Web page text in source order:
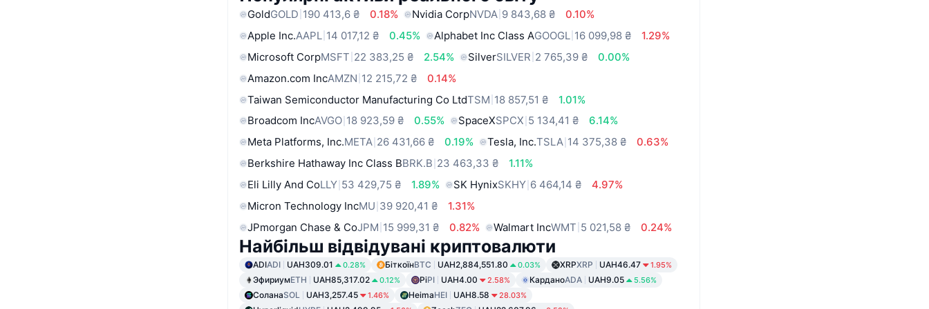
GoldGOLD 190 413,6 ₴ 0.18% Nvidia CorpNVDA 9 843,68 ₴
0.10%
Apple Inc.AAPL 14 017,12 ₴ 0.45% Alphabet Inc Class AGOOGL 16 099,98 ₴
1.29%
Microsoft CorpMSFT 22 383,25 ₴ 2.54% SilverSILVER 2 765,39 ₴
0.00%
Amazon.com IncAMZN 12 215,72 ₴
0.14%
Taiwan Semiconductor Manufacturing Co LtdTSM 18 857,51 ₴
1.01%
Broadcom IncAVGO 18 923,59 ₴ 0.55% SpaceXSPCX 5 134,41 ₴
6.14%
Meta Platforms, Inc.META 26 431,66 ₴ 0.19% Tesla, Inc.TSLA 14 375,38 ₴
0.63%
Berkshire Hathaway Inc Class BBRK.B 23 463,33 ₴
1.11%
Eli Lilly And CoLLY 53 429,75 ₴ 1.89% SK HynixSKHY 6 464,14 ₴
4.97%
Micron Technology IncMU 39 920,41 ₴
1.31%
JPmorgan Chase & CoJPM 15 999,31 ₴ 0.82% Walmart IncWMT 5 021,58 ₴ 0.24%
Найбільш відвідувані криптовалюти
ADIADI UAH309.01 0.28% БіткоїнBTC UAH2,884,551.80 0.03% XRPXRP UAH46.47 1.95%
ЭфириумETH UAH85,317.02 0.12% PiPI UAH4.00 2.58% КарданоADA UAH9.05 5.56%
СоланаSOL UAH3,257.45 1.46% HeimaHEI UAH8.58 28.03%